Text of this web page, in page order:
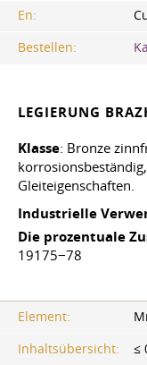
En:
Bestellen:
LEGIERUNG
Klasse: Bronze
Gleiteigenschaften.
Industrielle
Die prozentuale
19175−78
Element:
Inhaltsübersicht:
≤